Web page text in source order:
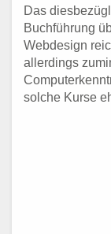
Das
Buchführung
Webdesign
allerdings
solche Kurse